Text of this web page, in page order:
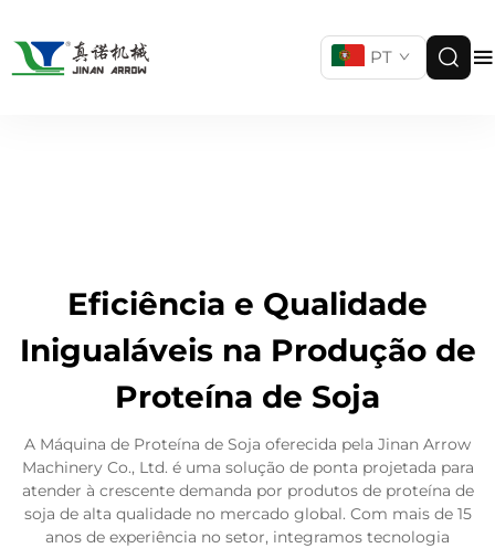
PT
Eficiência e Qualidade
Inigualáveis na Produção de
Proteína de Soja
A Máquina de Proteína de Soja oferecida pela Jinan Arrow
Machinery Co., Ltd. é uma solução de ponta projetada para
atender à crescente demanda por produtos de proteína de
soja de alta qualidade no mercado global. Com mais de 15
anos de experiência no setor, integramos tecnologia